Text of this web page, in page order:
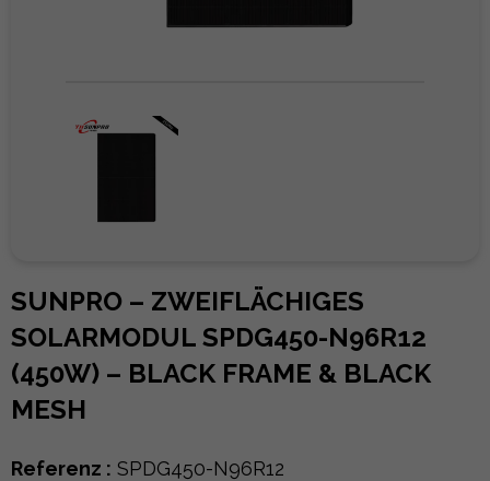
SUNPRO – ZWEIFLÄCHIGES
SOLARMODUL SPDG450-N96R12
(450W) – BLACK FRAME & BLACK
MESH
Referenz : SPDG450-N96R12